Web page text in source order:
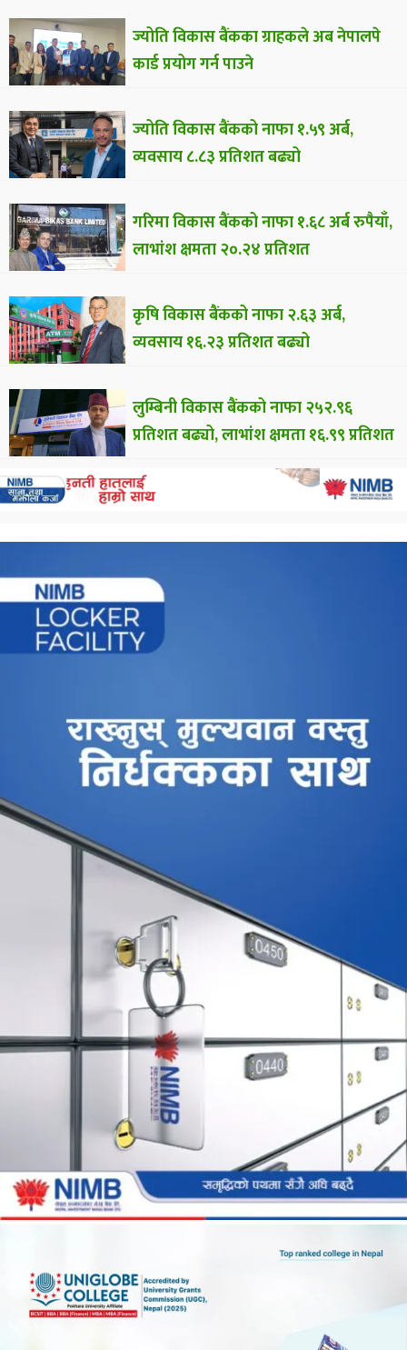
ज्योति विकास बैंकका ग्राहकले अब नेपालपे
कार्ड प्रयोग गर्न पाउने
ज्योति विकास बैंकको नाफा १.५९ अर्ब,
व्यवसाय ८.८३ प्रतिशत बढ्यो
गरिमा विकास बैंकको नाफा १.६८ अर्ब रुपैयाँ,
लाभांश क्षमता २०.२४ प्रतिशत
कृषि विकास बैंकको नाफा २.६३ अर्ब,
व्यवसाय १६.२३ प्रतिशत बढ्यो
लुम्बिनी विकास बैंकको नाफा २५२.९६
प्रतिशत बढ्यो, लाभांश क्षमता १६.९९ प्रतिशत